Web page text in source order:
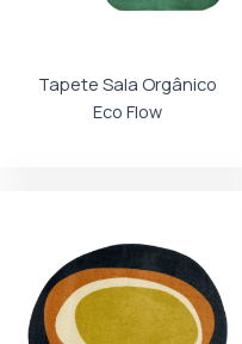
Tapete Sala Orgânico
Eco Flow